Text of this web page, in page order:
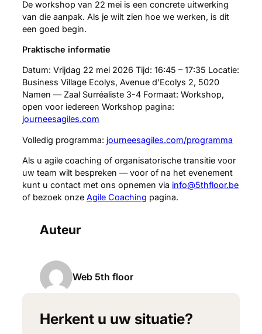
De workshop van 22 mei is een concrete uitwerking
van die aanpak. Als je wilt zien hoe we werken, is dit
een goed begin.
Praktische informatie
Datum: Vrijdag 22 mei 2026 Tijd: 16:45 – 17:35 Locatie:
Business Village Ecolys, Avenue d’Ecolys 2, 5020
Namen — Zaal Surréaliste 3-4 Formaat: Workshop,
open voor iedereen Workshop pagina:
journeesagiles.com
Volledig programma: journeesagiles.com/programma
Als u agile coaching of organisatorische transitie voor
uw team wilt bespreken — voor of na het evenement
kunt u contact met ons opnemen via info@5thfloor.be
of bezoek onze Agile Coaching pagina.
Auteur
Web 5th floor
Herkent u uw situatie?